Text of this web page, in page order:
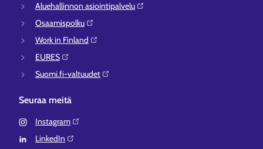
Aluehallinnon asiointipalvelu⁠
Osaamispolku⁠
Work in Finland⁠
EURES⁠
Suomi.fi-valtuudet⁠
Seuraa meitä
Instagram⁠
LinkedIn⁠